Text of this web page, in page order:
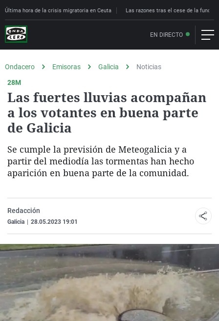
Última hora de la crisis migratoria en Ceuta Las razones tras el cese de la
EN DIRECTO
Ondacero Emisoras Galicia
Noticias
28M
Las fuertes lluvias acompañan
a los votantes en buena parte
de Galicia
Se cumple la previsión de Meteogalicia y a
partir del mediodía las tormentas han hecho
aparición en buena parte de la comunidad.
Redacción
Galicia 28.05.2023 19:01